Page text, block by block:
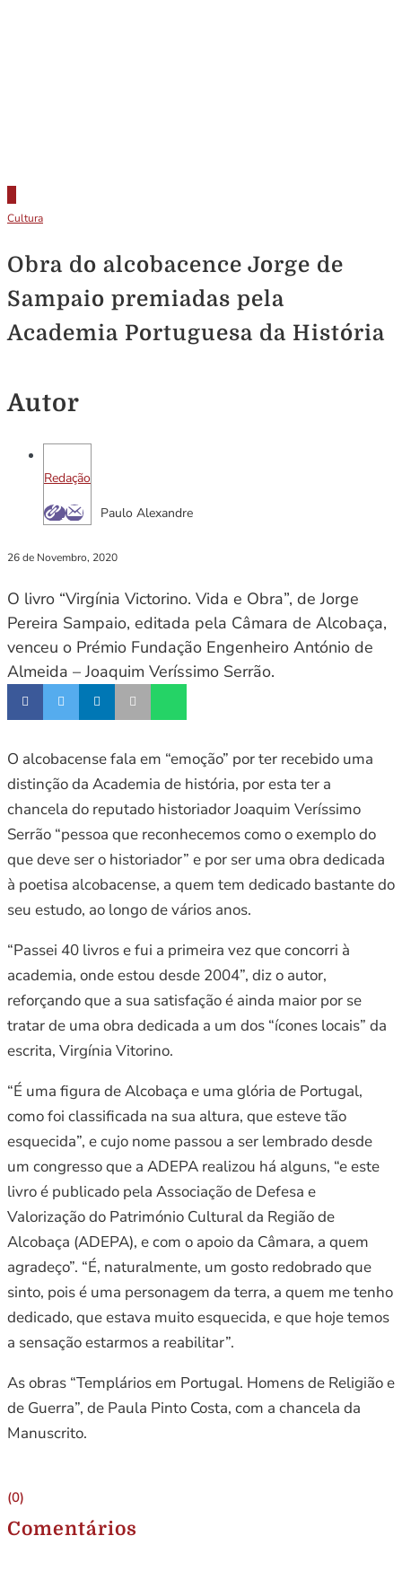
Cultura
Obra do alcobacence Jorge de
Sampaio premiadas pela
Academia Portuguesa da História
Autor
Redação
Paulo Alexandre
26 de Novembro, 2020
O livro “Virgínia Victorino. Vida e Obra”, de Jorge
Pereira Sampaio, editada pela Câmara de Alcobaça,
venceu o Prémio Fundação Engenheiro António de
Almeida – Joaquim Veríssimo Serrão.
O alcobacense fala em “emoção” por ter recebido uma
distinção da Academia de história, por esta ter a
chancela do reputado historiador Joaquim Veríssimo
Serrão “pessoa que reconhecemos como o exemplo do
que deve ser o historiador” e por ser uma obra dedicada
à poetisa alcobacense, a quem tem dedicado bastante do
seu estudo, ao longo de vários anos.
“Passei 40 livros e fui a primeira vez que concorri à
academia, onde estou desde 2004”, diz o autor,
reforçando que a sua satisfação é ainda maior por se
tratar de uma obra dedicada a um dos “ícones locais” da
escrita, Virgínia Vitorino.
“É uma figura de Alcobaça e uma glória de Portugal,
como foi classificada na sua altura, que esteve tão
esquecida”, e cujo nome passou a ser lembrado desde
um congresso que a ADEPA realizou há alguns, “e este
livro é publicado pela Associação de Defesa e
Valorização do Património Cultural da Região de
Alcobaça (ADEPA), e com o apoio da Câmara, a quem
agradeço”. “É, naturalmente, um gosto redobrado que
sinto, pois é uma personagem da terra, a quem me tenho
dedicado, que estava muito esquecida, e que hoje temos
a sensação estarmos a reabilitar”.
As obras “Templários em Portugal. Homens de Religião e
de Guerra”, de Paula Pinto Costa, com a chancela da
Manuscrito.
(0)
Comentários